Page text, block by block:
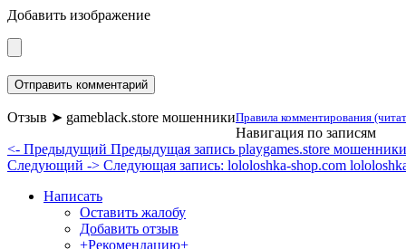
Добавить изображение
Правила комментирования
Отзыв ➤ gameblack.store мошенники
Навигация по записям
<- Предыдущий Предыдущая запись playgames.store мошенники
Следующий -> Следующая запись: lololoshka-shop.com
Написать
Оставить жалобу
Добавить отзыв
+Рекомендацию+